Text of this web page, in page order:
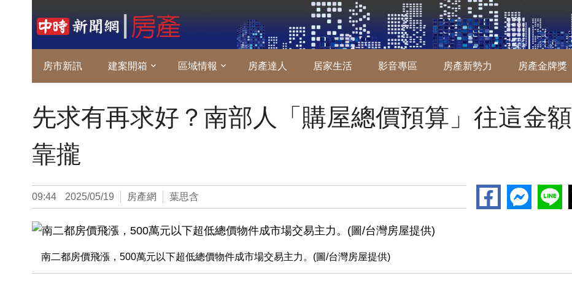
房市新訊 建案開箱 區域情報 房產達人 居家生活 影音專區 房產新勢力 房產金牌獎
先求有再求好？南部人「購屋總價預算」往這金額
靠攏
09:44 2025/05/19 房產網 葉思含
南二都房價飛漲，500萬元以下超低總價物件成市場交易主力。(圖/台灣房屋提供)